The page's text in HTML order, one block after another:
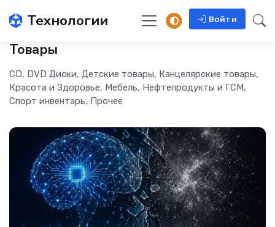
Технологии Войти
Товары
CD, DVD Диски, Детские товары, Канцелярские товары,
Красота и Здоровье, Мебель, Нефтепродукты и ГСМ,
Спорт инвентарь, Прочее